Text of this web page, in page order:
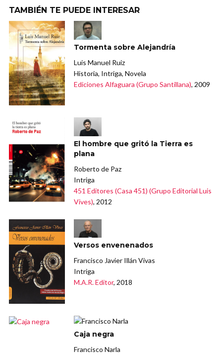
TAMBIÉN TE PUEDE INTERESAR
Tormenta sobre Alejandría
Luis Manuel Ruiz
Historia, Intriga, Novela
Ediciones Alfaguara (Grupo Santillana), 2009
El hombre que gritó la Tierra es
plana
Roberto de Paz
Intriga
451 Editores (Casa 451) (Grupo Editorial Luis
Vives), 2012
Versos envenenados
Francisco Javier Illán Vivas
Intriga
M.A.R. Editor, 2018
Caja negra
Francisco Narla